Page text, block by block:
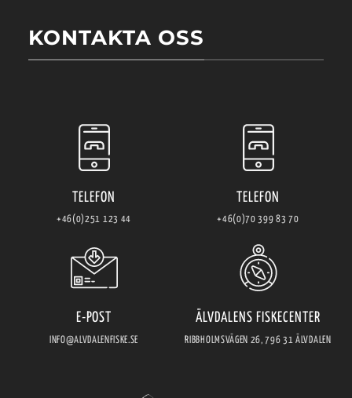
KONTAKTA OSS
TELEFON
+46(0)251 123 44
TELEFON
+46(0)70 399 83 70
E-POST
INFO@ALVDALENFISKE.SE
ÄLVDALENS FISKECENTER
RIBBHOLMSVÄGEN 26, 796 31 ÄLVDALEN